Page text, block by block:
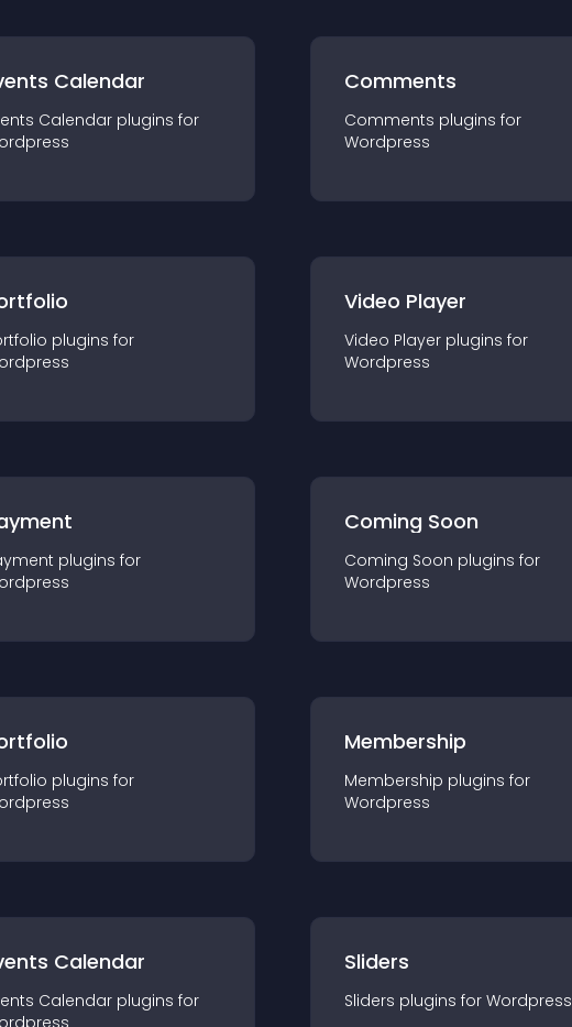
Calendar
Calendar plugins for
Comments
Comments plugins for
Wordpress
plugins for
Video Player
Video Player plugins for
Wordpress
plugins for
Coming Soon
Coming Soon plugins for
Wordpress
plugins for
Membership
Membership plugins for
Wordpress
Calendar
Calendar plugins for
Sliders
Sliders plugins for Wordpress